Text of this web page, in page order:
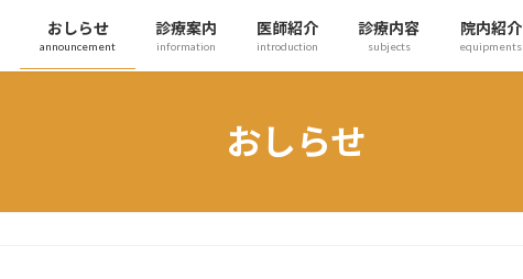
おしらせ
announcement
診療案内
information
医師紹介
introduction
診療内容
subjects
院内紹介
equipments
おしらせ